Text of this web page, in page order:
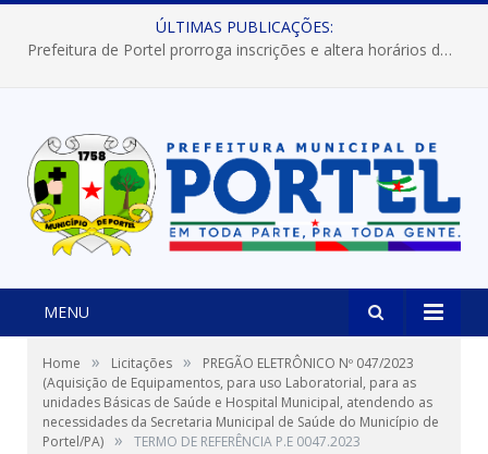
ÚLTIMAS PUBLICAÇÕES:
Prefeitura de Portel prorroga inscrições e altera horários dos concursos “Musa” e “Miss Mix Verão 2026”
MENU
Home » Licitações »
PREGÃO ELETRÔNICO Nº 047/2023
(Aquisição de Equipamentos, para uso Laboratorial, para as
unidades Básicas de Saúde e Hospital Municipal, atendendo as
necessidades da Secretaria Municipal de Saúde do Município de
Portel/PA) » TERMO DE REFERÊNCIA P.E 0047.2023